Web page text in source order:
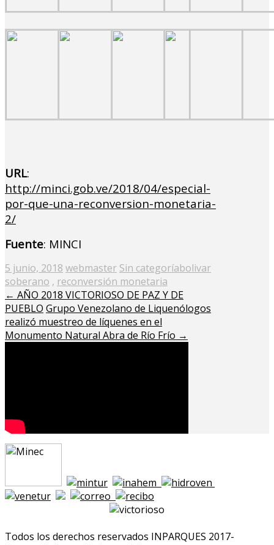
URL:
http://minci.gob.ve/2018/04/especial-
por-que-una-reconversion-monetaria-
2/
Fuente: MINCI
Posted
on
5 junio, 2018 webmaster Sin categoríabolivar
soberano , reconversión monetaria
← AÑO 2018 VICTORIOSO DE PAZ Y DE
PUEBLO Grupo Venezolano de Liquenólogos
realizó muestreo de líquenes en el
Monumento Natural Abra de Río Frío →
Todos los derechos reservados INPARQUES 2017-